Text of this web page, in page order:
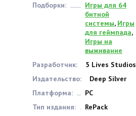
Подборки:
Игры для 64
битной
системы, Игры
для геймпада,
Игры на
выживание
Разработчик:
5 Lives Studios
Издательство:
Deep Silver
Платформа:
PC
Тип издания:
RePack